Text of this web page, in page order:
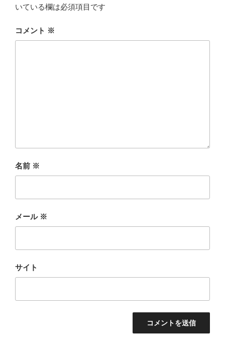
いている欄は必須項目です
コメント ※
名前 ※
メール ※
サイト